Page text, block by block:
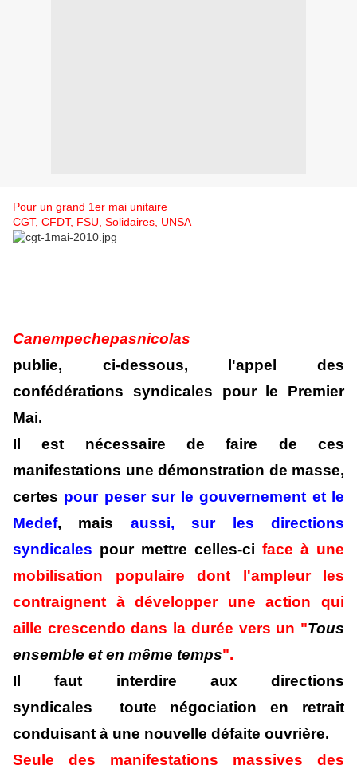
Pour un grand 1er mai unitaire
CGT, CFDT, FSU, Solidaires, UNSA
Canempechepasnicolas
publie, ci-dessous, l'appel des
confédérations syndicales pour le Premier
Mai.
Il est nécessaire de faire de ces
manifestations une démonstration de masse,
certes pour peser sur le gouvernement et le
Medef, mais aussi, sur les directions
syndicales pour mettre celles-ci face à une
mobilisation populaire dont l'ampleur les
contraignent à développer une action qui
aille crescendo dans la durée vers un "Tous
ensemble et en même temps".
Il faut interdire aux directions
syndicales toute négociation en retrait
conduisant à une nouvelle défaite ouvrière.
Seule des manifestations massives des